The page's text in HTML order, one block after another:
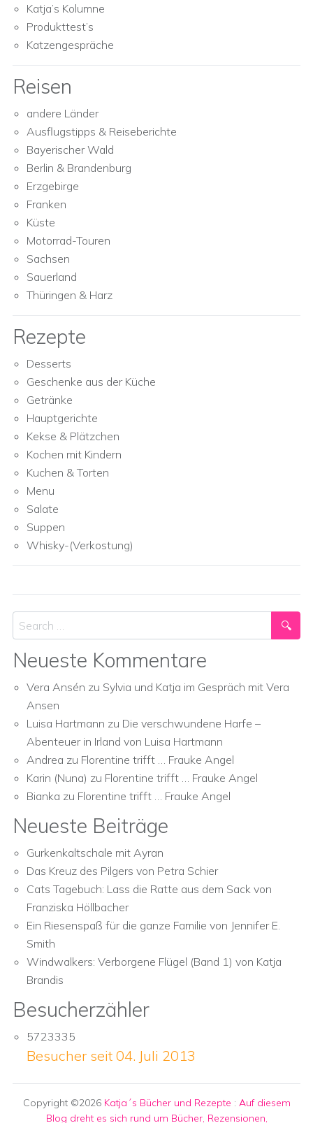
Katja’s Kolumne
Produkttest’s
Katzengespräche
Reisen
andere Länder
Ausflugstipps & Reiseberichte
Bayerischer Wald
Berlin & Brandenburg
Erzgebirge
Franken
Küste
Motorrad-Touren
Sachsen
Sauerland
Thüringen & Harz
Rezepte
Desserts
Geschenke aus der Küche
Getränke
Hauptgerichte
Kekse & Plätzchen
Kochen mit Kindern
Kuchen & Torten
Menu
Salate
Suppen
Whisky-(Verkostung)
Search
Neueste Kommentare
Vera Ansén zu Sylvia und Katja im Gespräch mit Vera
Ansen
Luisa Hartmann zu Die verschwundene Harfe –
Abenteuer in Irland von Luisa Hartmann
Andrea zu Florentine trifft … Frauke Angel
Karin (Nuna) zu Florentine trifft … Frauke Angel
Bianka zu Florentine trifft … Frauke Angel
Neueste Beiträge
Gurkenkaltschale mit Ayran
Das Kreuz des Pilgers von Petra Schier
Cats Tagebuch: Lass die Ratte aus dem Sack von
Franziska Höllbacher
Ein Riesenspaß für die ganze Familie von Jennifer E.
Smith
Windwalkers: Verborgene Flügel (Band 1) von Katja
Brandis
Besucherzähler
5723335
Besucher seit 04. Juli 2013
Copyright ©2026 Katja´s Bücher und Rezepte : Auf diesem
Blog dreht es sich rund um Bücher, Rezensionen,